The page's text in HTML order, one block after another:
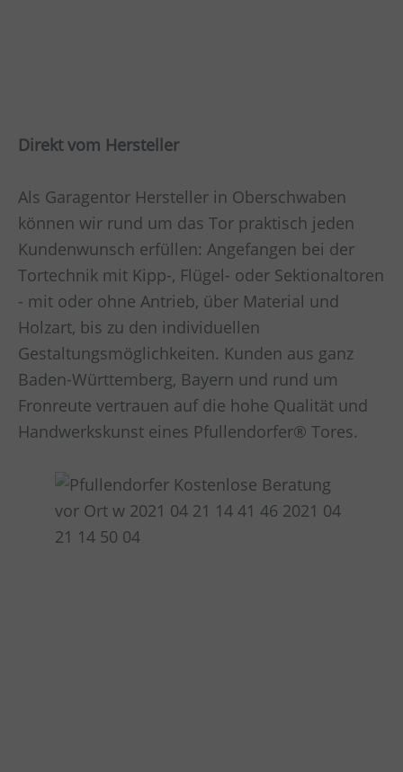
Direkt vom Hersteller
Als Garagentor Hersteller in Oberschwaben
können wir rund um das Tor praktisch jeden
Kundenwunsch erfüllen: Angefangen bei der
Tortechnik mit Kipp-, Flügel- oder Sektionaltoren
- mit oder ohne Antrieb, über Material und
Holzart, bis zu den individuellen
Gestaltungsmöglichkeiten. Kunden aus ganz
Baden-Württemberg, Bayern und rund um
Fronreute vertrauen auf die hohe Qualität und
Handwerkskunst eines Pfullendorfer® Tores.